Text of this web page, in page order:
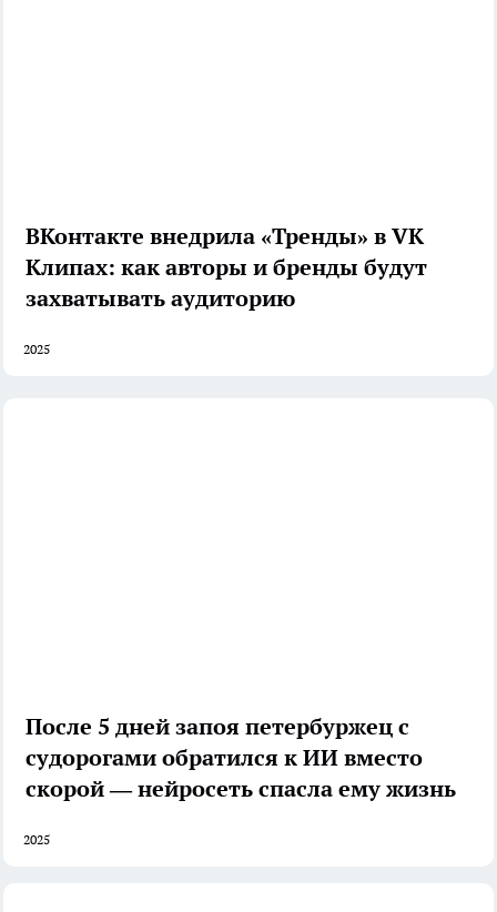
ВКонтакте внедрила «Тренды» в VK
Клипах: как авторы и бренды будут
захватывать аудиторию
2025
После 5 дней запоя петербуржец с
судорогами обратился к ИИ вместо
скорой — нейросеть спасла ему жизнь
2025